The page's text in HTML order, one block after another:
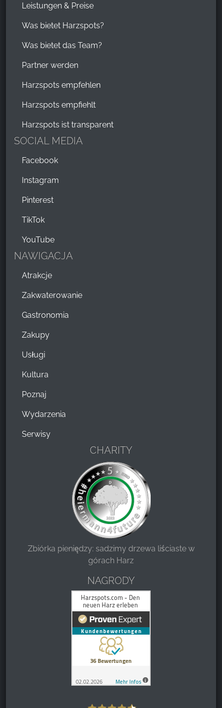
Leistungen & Preise
Was bietet Harzspots?
Was bietet das Team?
Partner werden
Harzspots empfehlen
Harzspots empfiehlt
Harzspots ist transparent
SOCIAL MEDIA
Facebook
Instagram
Pinterest
TikTok
YouTube
NAWIGACJA
Atrakcje
Zakwaterowanie
Gastronomia
Zakupy
Usługi
Kultura
Poznaj
Wydarzenia
Serwisy
CHARITY
Zbiórka pieniędzy: sadzimy drzewa liściaste w
górach Harz
NAGRODY